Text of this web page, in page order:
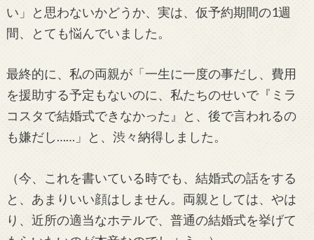
い」と思わないかどうか、実は、仮予約期間の1週
間、とても悩んでいました。
最終的に、私の両親が「一生に一度の事だし、費用
を援助する予定もないのに、私たちのせいで『ミラ
コスタで結婚式できなかった』と、後で言われるの
も嫌だし……」と、渋々納得しました。
（今、これを書いている時でも、結婚式の話をする
と、あまりいい顔はしません。両親としては、やは
り、近所の適当なホテルで、普通の結婚式を挙げて